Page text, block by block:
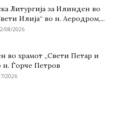
Литургија за Илинден во
Илија“ во н. Аеродром,...
08/2026
во храмот „Свети Петар и
н. Ѓорче Петров
2026